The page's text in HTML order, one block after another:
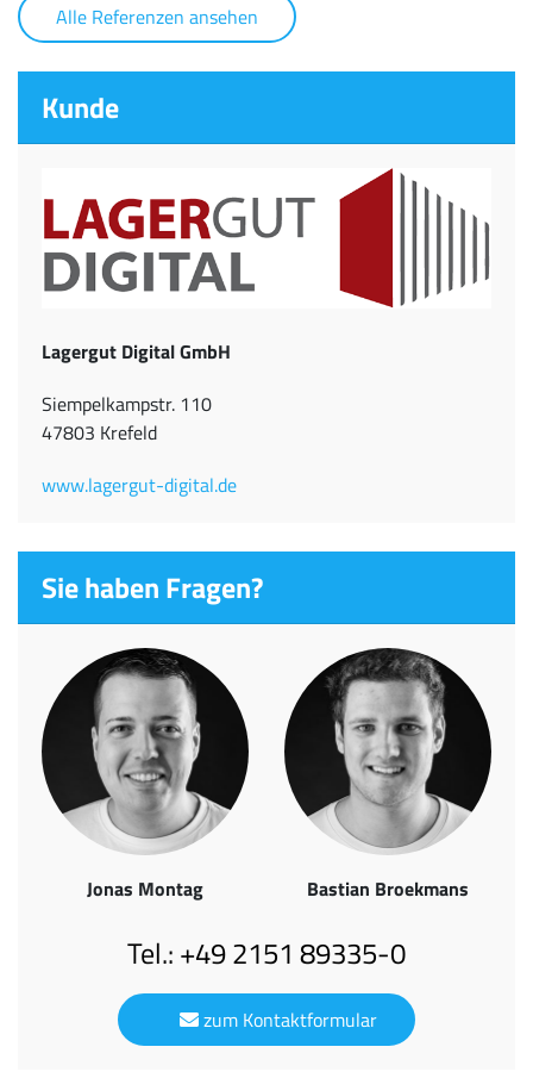
Alle Referenzen ansehen
Kunde
Lagergut Digital GmbH
Siempelkampstr. 110
47803 Krefeld
www.lagergut-digital.de
Sie haben Fragen?
Jonas Montag Bastian Broekmans
Tel.: +49 2151 89335-0
zum Kontaktformular